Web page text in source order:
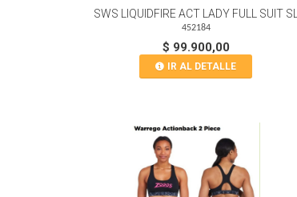
SWS LIQUIDFIRE ACT LADY FULL SUIT SL
452184
$ 99.900,00
IR AL DETALLE